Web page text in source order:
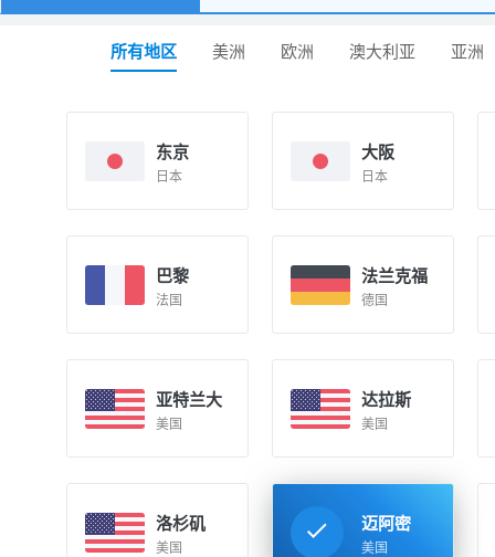
所有地区 美洲 欧洲 澳大利亚 亚洲
东京
日本
大阪
日本
巴黎
法国
法兰克福
德国
亚特兰大
美国
达拉斯
美国
洛杉矶
美国
迈阿密
美国